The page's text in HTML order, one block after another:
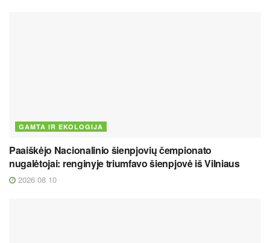
GAMTA IR EKOLOGIJA
Paaiškėjo Nacionalinio šienpjovių čempionato
nugalėtojai: renginyje triumfavo šienpjovė iš Vilniaus
2026 08 10